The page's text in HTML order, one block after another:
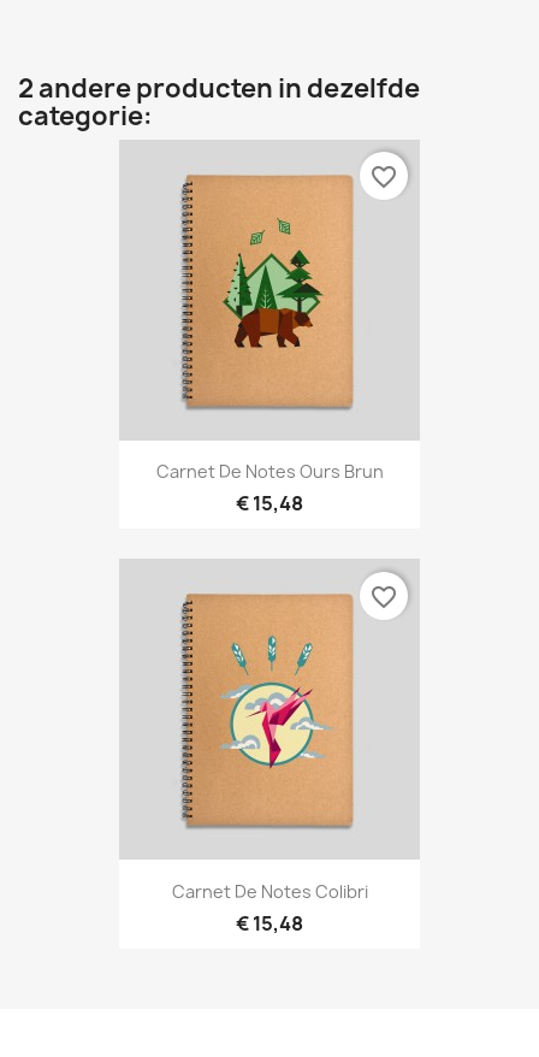
2 andere producten in dezelfde
categorie:
Carnet De Notes Ours Brun
€ 15,48
favorite_border
Carnet De Notes Colibri
€ 15,48
favorite_border